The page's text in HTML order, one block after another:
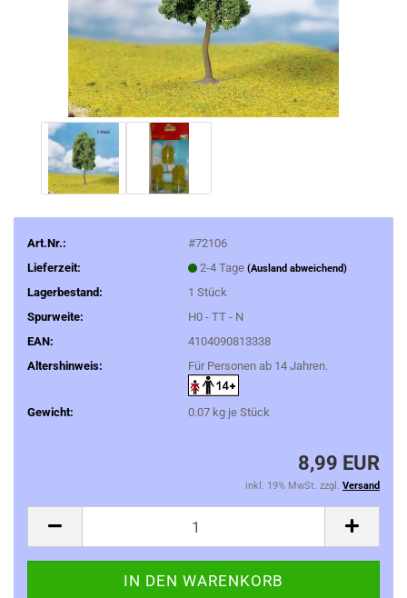
Art.Nr.:
#72106
Lieferzeit:
2-4 Tage (Ausland abweichend)
Lagerbestand: 1 Stück
Spurweite:
H0 - TT - N
EAN:
4104090813338
Altershinweis:
Für Personen ab 14 Jahren.
Gewicht: 0.07kg je Stück
8,99 EUR
inkl. 19% MwSt. zzgl. Versand